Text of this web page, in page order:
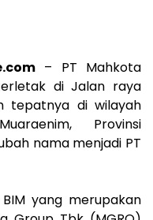
– PT Mahkota
di Jalan raya
tepatnya di wilayah
Provinsi
nama menjadi PT
yang merupakan